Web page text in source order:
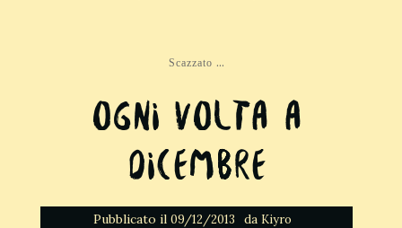
Scazzato ...
Ogni volta a
Dicembre
Pubblicato il 09/12/2013 da Kiyro